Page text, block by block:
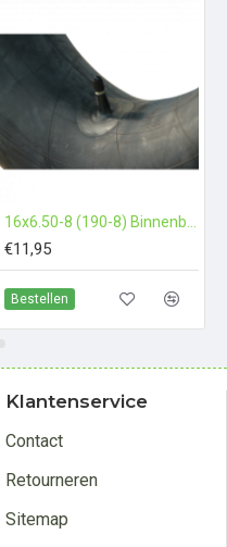
€11,95
Bestellen
Klantenservice
Contact
Retourneren
Sitemap